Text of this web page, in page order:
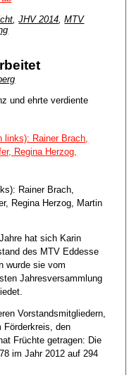
,JHV 2014 ,MTV
und ehrte verdiente
Rainer Brach,
Regina Herzog, Martin
hat sich Karin
des MTV Eddesse
wurde sie vom
Jahresversammlung
Vorstandsmitgliedern,
Förderkreis, den
Früchte getragen: Die
im Jahr 2012 auf 294